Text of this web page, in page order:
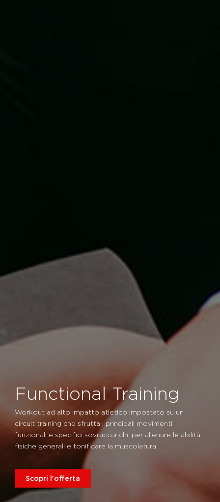
Functional Training
Workout ad alto impatto atletico impostato su un
circuit training che sfrutta i principali movimenti
funzionali e specifici sovraccarichi, per allenare le abilità
fisiche generali e tonificare la muscolatura.
Scopri l'offerta